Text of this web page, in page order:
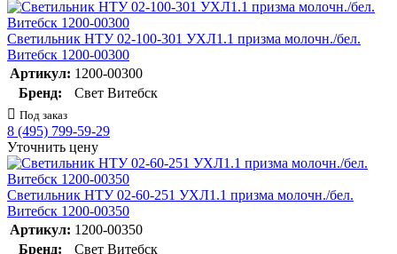
Светильник НТУ 02-100-301 УХЛ1.1 призма молочн./бел.
Витебск 1200-00300
Артикул: 1200-00300
Бренд:
Свет Витебск
Под заказ
8 (495) 799-59-29
Уточнить цену
Светильник НТУ 02-60-251 УХЛ1.1 призма молочн./бел.
Витебск 1200-00350
Артикул: 1200-00350
Бренд:
Свет Витебск